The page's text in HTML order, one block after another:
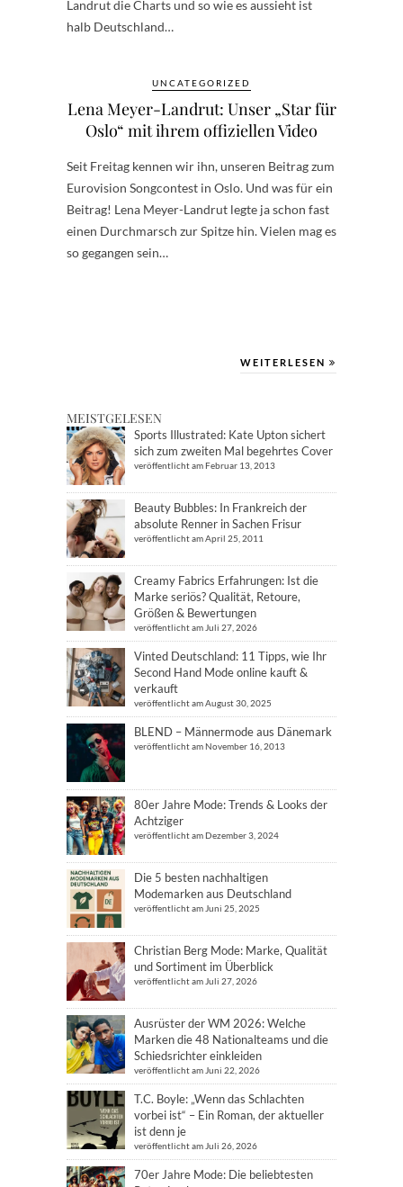
Landrut die Charts und so wie es aussieht ist
halb Deutschland…
UNCATEGORIZED
Lena Meyer-Landrut: Unser „Star für
Oslo“ mit ihrem offiziellen Video
Seit Freitag kennen wir ihn, unseren Beitrag zum
Eurovision Songcontest in Oslo. Und was für ein
Beitrag! Lena Meyer-Landrut legte ja schon fast
einen Durchmarsch zur Spitze hin. Vielen mag es
so gegangen sein…
WEITERLESEN
MEISTGELESEN
Sports Illustrated: Kate Upton sichert
sich zum zweiten Mal begehrtes Cover
veröffentlicht am Februar 13, 2013
Beauty Bubbles: In Frankreich der
absolute Renner in Sachen Frisur
veröffentlicht am April 25, 2011
Creamy Fabrics Erfahrungen: Ist die
Marke seriös? Qualität, Retoure,
Größen & Bewertungen
veröffentlicht am Juli 27, 2026
Vinted Deutschland: 11 Tipps, wie Ihr
Second Hand Mode online kauft &
verkauft
veröffentlicht am August 30, 2025
BLEND – Männermode aus Dänemark
veröffentlicht am November 16, 2013
80er Jahre Mode: Trends & Looks der
Achtziger
veröffentlicht am Dezember 3, 2024
Die 5 besten nachhaltigen
Modemarken aus Deutschland
veröffentlicht am Juni 25, 2025
Christian Berg Mode: Marke, Qualität
und Sortiment im Überblick
veröffentlicht am Juli 27, 2026
Ausrüster der WM 2026: Welche
Marken die 48 Nationalteams und die
Schiedsrichter einkleiden
veröffentlicht am Juni 22, 2026
T.C. Boyle: „Wenn das Schlachten
vorbei ist“ – Ein Roman, der aktueller
ist denn je
veröffentlicht am Juli 26, 2026
70er Jahre Mode: Die beliebtesten